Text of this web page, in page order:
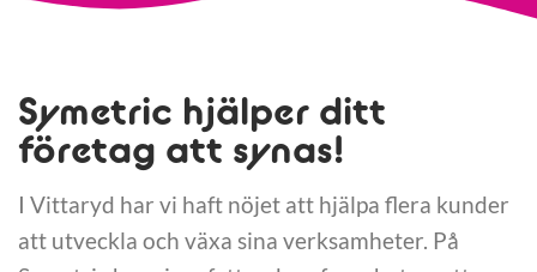
Symetric hjälper ditt
företag att synas!
I Vittaryd har vi haft nöjet att hjälpa flera kunder
att utveckla och växa sina verksamheter. På